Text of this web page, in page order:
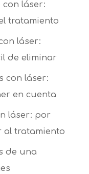
láser:
tratamiento
láser:
de eliminar
con láser:
en cuenta
láser: por
al tratamiento
de una